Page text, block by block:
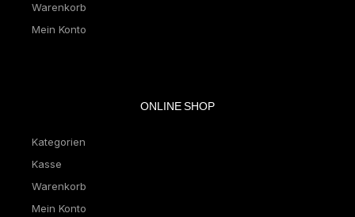
Warenkorb
Mein Konto
ONLINE SHOP
Kategorien
Kasse
Warenkorb
Mein Konto